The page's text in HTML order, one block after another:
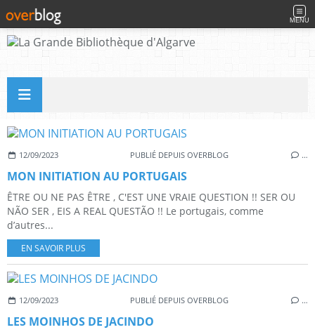
MENU
12/09/2023 PUBLIÉ DEPUIS OVERBLOG …
MON INITIATION AU PORTUGAIS
ÊTRE OU NE PAS ÊTRE , C'EST UNE VRAIE QUESTION !! SER OU
NÃO SER , EIS A REAL QUESTÃO !! Le portugais, comme
d’autres...
EN SAVOIR PLUS
12/09/2023 PUBLIÉ DEPUIS OVERBLOG …
LES MOINHOS DE JACINDO